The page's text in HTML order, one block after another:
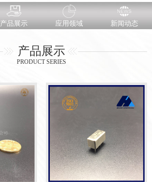
产品展示 应用领域 新闻动态
产品展示
PRODUCT SERIES